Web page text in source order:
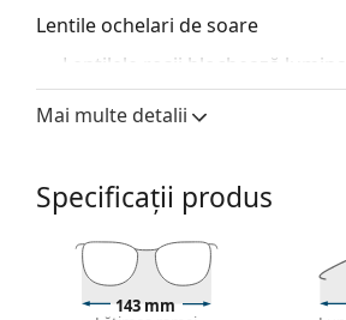
Lentile ochelari de soare
Lentilele roșii blochează
contrastul, accentuează
Lentilele sunt fabricate din
ochelarilor de soare au un
expunerea intensă la soare pe
Accesorii
Livrăm ochelarii de soare în
Mai multe detalii
Specificații produs
143 mm